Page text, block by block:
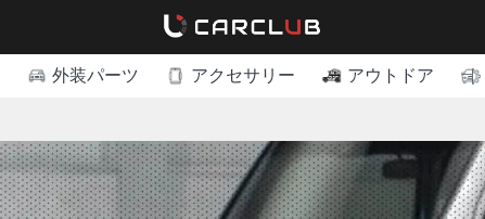
外装パーツ アクセサリー アウトドア